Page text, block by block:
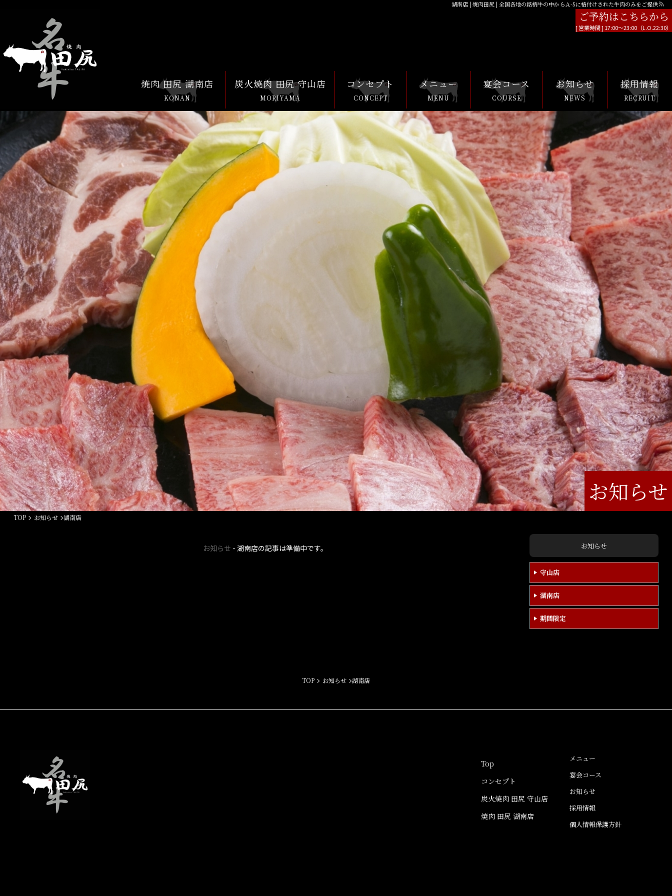
湖南店 | 焼肉田尻 | 全国各地の銘柄牛の中からＡ-5に格付けされた牛肉のみをご提供
ご予約はこちらから
[ 営業時間 ] 17:00～23:00（L.O.22:30）
ご予約はこちらから
[ 営業時間 ] 17:00～23:00（L.O.22:30）
焼肉 田尻 湖南店
KONAN
炭火焼肉 田尻 守山店
MORIYAMA
コンセプト
CONCEPT
メニュー
MENU
宴会コース
COURSE
お知らせ
NEWS
採用情報
RECRUIT
お知らせ
TOP お知らせ 湖南店
お知らせ - 湖南店の記事は準備中です。 お知らせ
守山店
湖南店
期間限定
TOP お知らせ 湖南店
Top
コンセプト
炭火焼肉 田尻 守山店
焼肉 田尻 湖南店
メニュー
宴会コース
お知らせ
採用情報
個人情報保護方針